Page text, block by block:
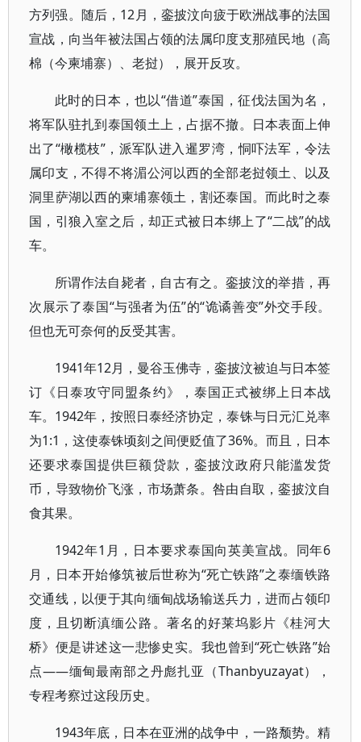
方列强。随后，12月，銮披汶向疲于欧洲战事的法国
宣战，向当年被法国占领的法属印度支那殖民地（高
棉（今柬埔寨）、老挝），展开反攻。
此时的日本，也以“借道”泰国，征伐法国为名，
将军队驻扎到泰国领土上，占据不撤。日本表面上伸
出了“橄榄枝”，派军队进入暹罗湾，恫吓法军，令法
属印支，不得不将湄公河以西的全部老挝领土、以及
洞里萨湖以西的柬埔寨领土，割还泰国。而此时之泰
国，引狼入室之后，却正式被日本绑上了“二战”的战
车。
所谓作法自毙者，自古有之。銮披汶的举措，再
次展示了泰国“与强者为伍”的“诡谲善变”外交手段。
但也无可奈何的反受其害。
1941年12月，曼谷玉佛寺，銮披汶被迫与日本签
订《日泰攻守同盟条约》，泰国正式被绑上日本战
车。1942年，按照日泰经济协定，泰铢与日元汇兑率
为1:1，这使泰铢顷刻之间便贬值了36%。而且，日本
还要求泰国提供巨额贷款，銮披汶政府只能滥发货
币，导致物价飞涨，市场萧条。咎由自取，銮披汶自
食其果。
1942年1月，日本要求泰国向英美宣战。同年6
月，日本开始修筑被后世称为“死亡铁路”之泰缅铁路
交通线，以便于其向缅甸战场输送兵力，进而占领印
度，且切断滇缅公路。著名的好莱坞影片《桂河大
桥》便是讲述这一悲惨史实。我也曾到“死亡铁路”始
点——缅甸最南部之丹彪扎亚（Thanbyuzayat），
专程考察过这段历史。
1943年底，日本在亚洲的战争中，一路颓势。精